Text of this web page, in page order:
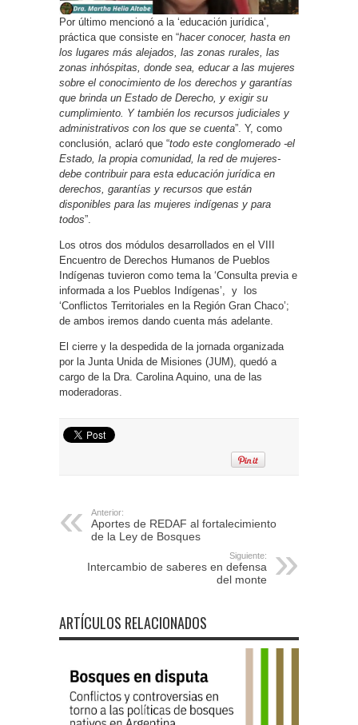
Por último mencionó a la ‘educación jurídica’,
práctica que consiste en “hacer conocer, hasta en
los lugares más alejados, las zonas rurales, las
zonas inhóspitas, donde sea, educar a las mujeres
sobre el conocimiento de los derechos y garantías
que brinda un Estado de Derecho, y exigir su
cumplimiento. Y también los recursos judiciales y
administrativos con los que se cuenta”. Y, como
conclusión, aclaró que “todo este conglomerado -el
Estado, la propia comunidad, la red de mujeres-
debe contribuir para esta educación jurídica en
derechos, garantías y recursos que están
disponibles para las mujeres indígenas y para
todos”.
Los otros dos módulos desarrollados en el VIII
Encuentro de Derechos Humanos de Pueblos
Indígenas tuvieron como tema la ‘Consulta previa e
informada a los Pueblos Indígenas’, y los
‘Conflictos Territoriales en la Región Gran Chaco’;
de ambos iremos dando cuenta más adelante.
El cierre y la despedida de la jornada organizada
por la Junta Unida de Misiones (JUM), quedó a
cargo de la Dra. Carolina Aquino, una de las
moderadoras.
Anterior:
Aportes de REDAF al fortalecimiento
de la Ley de Bosques
Siguiente:
Intercambio de saberes en defensa
del monte
ARTÍCULOS RELACIONADOS